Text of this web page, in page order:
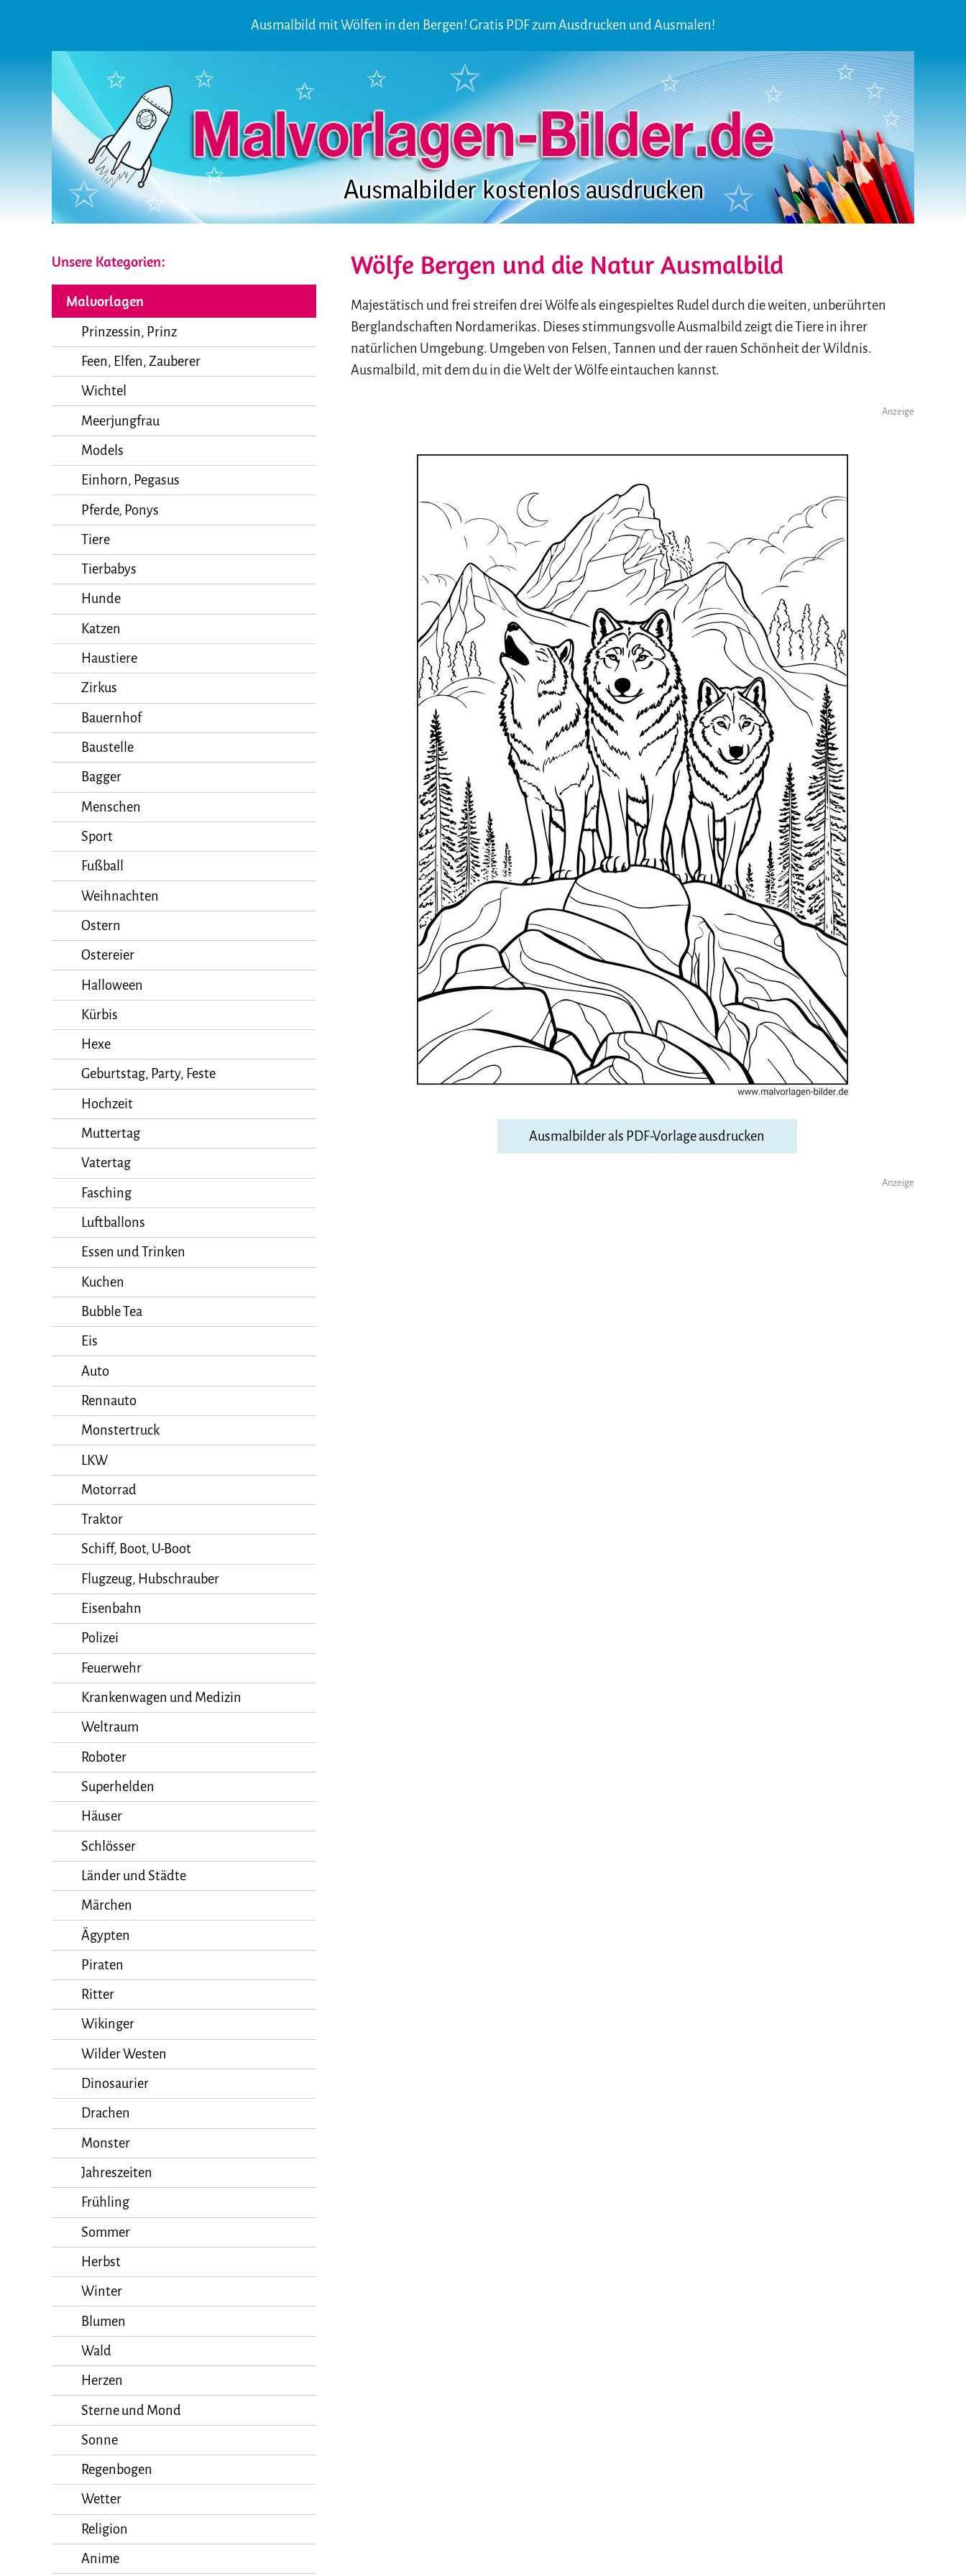
Ausmalbild mit Wölfen in den Bergen! Gratis PDF zum Ausdrucken und Ausmalen!
Unsere Kategorien:
Malvorlagen
Prinzessin, Prinz
Feen, Elfen, Zauberer
Wichtel
Meerjungfrau
Models
Einhorn, Pegasus
Pferde, Ponys
Tiere
Tierbabys
Hunde
Katzen
Haustiere
Zirkus
Bauernhof
Baustelle
Bagger
Menschen
Sport
Fußball
Weihnachten
Ostern
Ostereier
Halloween
Kürbis
Hexe
Geburtstag, Party, Feste
Hochzeit
Muttertag
Vatertag
Fasching
Luftballons
Essen und Trinken
Kuchen
Bubble Tea
Eis
Auto
Rennauto
Monstertruck
LKW
Motorrad
Traktor
Schiff, Boot, U-Boot
Flugzeug, Hubschrauber
Eisenbahn
Polizei
Feuerwehr
Krankenwagen und Medizin
Weltraum
Roboter
Superhelden
Häuser
Schlösser
Länder und Städte
Märchen
Ägypten
Piraten
Ritter
Wikinger
Wilder Westen
Dinosaurier
Drachen
Monster
Jahreszeiten
Frühling
Sommer
Herbst
Winter
Blumen
Wald
Herzen
Sterne und Mond
Sonne
Regenbogen
Wetter
Religion
Anime
Wölfe Bergen und die Natur Ausmalbild
Majestätisch und frei streifen drei Wölfe als eingespieltes Rudel durch die weiten, unberührten
Berglandschaften Nordamerikas. Dieses stimmungsvolle Ausmalbild zeigt die Tiere in ihrer
natürlichen Umgebung. Umgeben von Felsen, Tannen und der rauen Schönheit der Wildnis.
Ausmalbild, mit dem du in die Welt der Wölfe eintauchen kannst.
Anzeige
Ausmalbilder als PDF-Vorlage ausdrucken
Anzeige